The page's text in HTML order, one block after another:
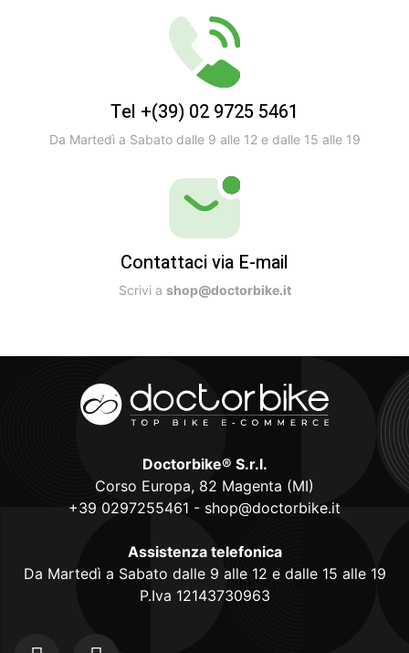
Tel +(39) 02 9725 5461
Da Martedì a Sabato dalle 9 alle 12 e dalle 15 alle 19
Contattaci via E-mail
Scrivi a shop@doctorbike.it
Doctorbike® S.r.l.
Corso Europa, 82 Magenta (MI)
+39 0297255461 - shop@doctorbike.it
Assistenza telefonica
Da Martedì a Sabato dalle 9 alle 12 e dalle 15 alle 19
P.Iva 12143730963